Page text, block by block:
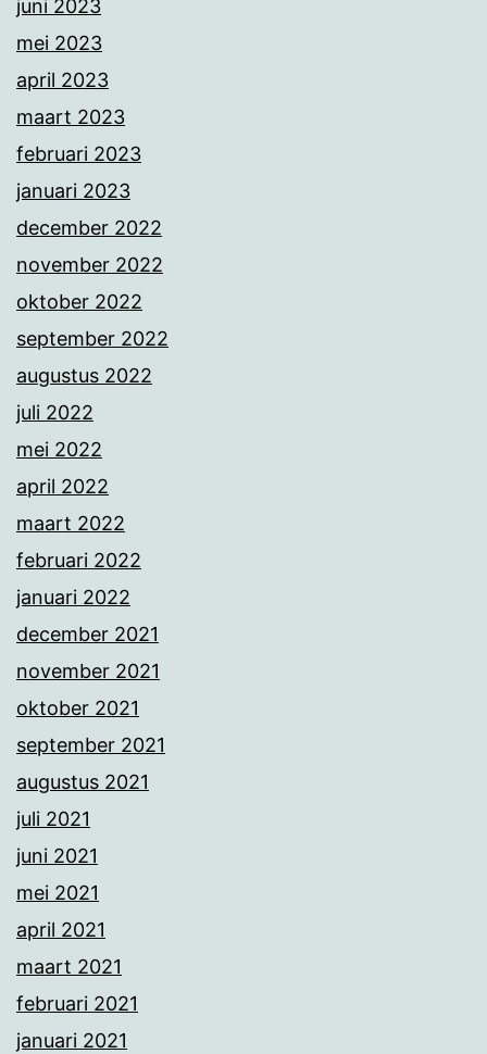
juni 2023
mei 2023
april 2023
maart 2023
februari 2023
januari 2023
december 2022
november 2022
oktober 2022
september 2022
augustus 2022
juli 2022
mei 2022
april 2022
maart 2022
februari 2022
januari 2022
december 2021
november 2021
oktober 2021
september 2021
augustus 2021
juli 2021
juni 2021
mei 2021
april 2021
maart 2021
februari 2021
januari 2021